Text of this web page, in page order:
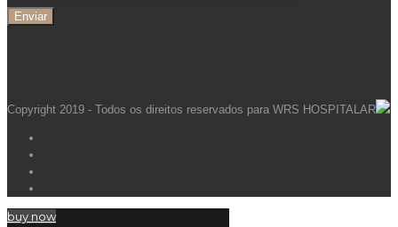
Copyright 2019 - Todos os direitos reservados para WRS HOSPITALAR
buy now